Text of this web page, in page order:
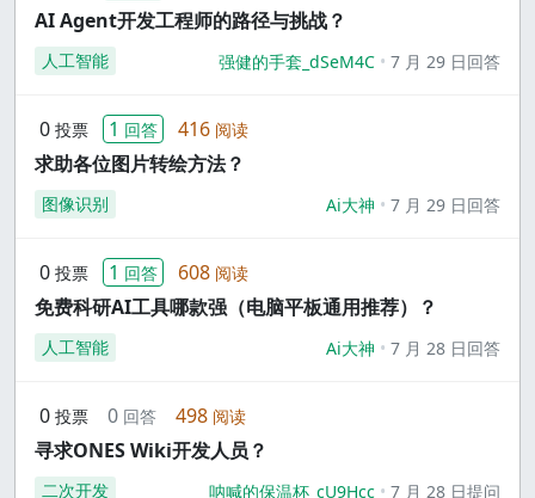
AI Agent开发工程师的路径与挑战？
人工智能 强健的手套_dSeM4C 7 月 29 日回答
0 投票 1 回答 416 阅读
求助各位图片转绘方法？
图像识别 Ai大神 7 月 29 日回答
0 投票 1 回答 608 阅读
免费科研AI工具哪款强（电脑平板通用推荐）？
人工智能 Ai大神 7 月 28 日回答
0 投票 0 回答 498 阅读
寻求ONES Wiki开发人员？
二次开发 呐喊的保温杯_cU9Hcc 7 月 28 日提问